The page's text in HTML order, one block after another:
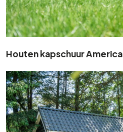
Houten kapschuur America